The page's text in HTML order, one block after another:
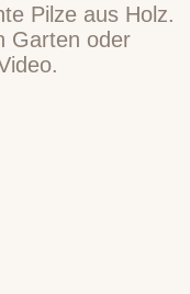
Pilze aus Holz.
Garten oder